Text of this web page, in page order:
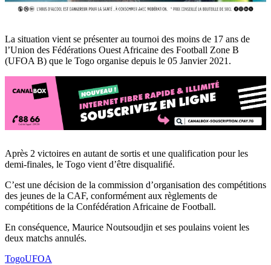
La situation vient se présenter au tournoi des moins de 17 ans de
l’Union des Fédérations Ouest Africaine des Football Zone B
(UFOA B) que le Togo organise depuis le 05 Janvier 2021.
Après 2 victoires en autant de sortis et une qualification pour les
demi-finales, le Togo vient d’être disqualifié.
C’est une décision de la commission d’organisation des compétitions
des jeunes de la CAF, conformément aux règlements de
compétitions de la Confédération Africaine de Football.
En conséquence, Maurice Noutsoudjin et ses poulains voient les
deux matchs annulés.
TogoUFOA